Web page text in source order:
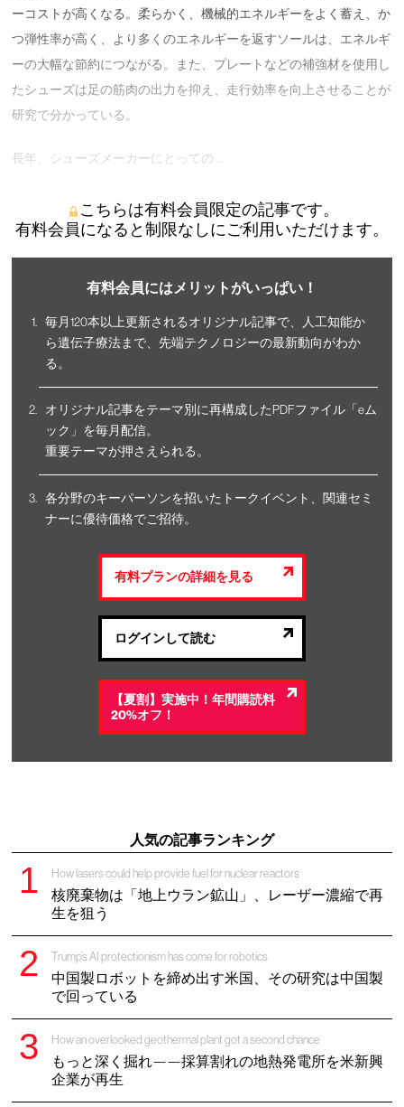
ーコストが高くなる。柔らかく、機械的エネルギーをよく蓄え、か
つ弾性率が高く、より多くのエネルギーを返すソールは、エネルギ
ーの大幅な節約につながる。また、プレートなどの補強材を使用し
たシューズは足の筋肉の出力を抑え、走行効率を向上させることが
研究で分かっている。
長年、シューズメーカーにとっての …
こちらは有料会員限定の記事です。
有料会員になると制限なしにご利用いただけます。
有料会員にはメリットがいっぱい！
毎月120本以上更新されるオリジナル記事で、人工知能か
ら遺伝子療法まで、先端テクノロジーの最新動向がわか
る。
オリジナル記事をテーマ別に再構成したPDFファイル「eム
ック」を毎月配信。
重要テーマが押さえられる。
各分野のキーパーソンを招いたトークイベント、関連セミ
ナーに優待価格でご招待。
有料プランの詳細を見る
ログインして読む
【夏割】実施中！年間購読料
20%オフ！
人気の記事ランキング
How lasers could help provide fuel for nuclear reactors
核廃棄物は「地上ウラン鉱山」、レーザー濃縮で再
生を狙う
Trump’s AI protectionism has come for robotics
中国製ロボットを締め出す米国、その研究は中国製
で回っている
How an overlooked geothermal plant got a second chance
もっと深く掘れ——採算割れの地熱発電所を米新興
企業が再生